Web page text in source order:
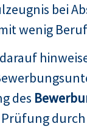
bei
wenig
des
durch